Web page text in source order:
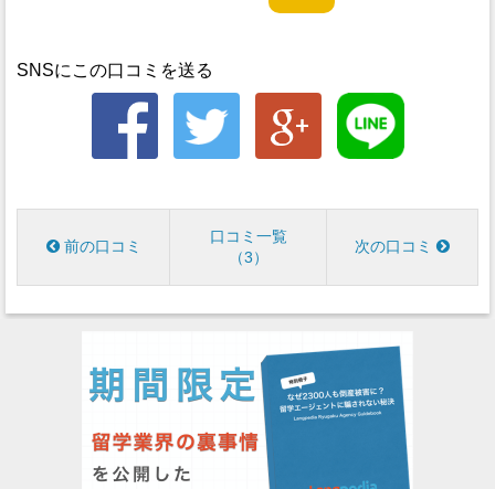
SNSにこの口コミを送る
前の口コミ
口コミ一覧
3
次の口コミ